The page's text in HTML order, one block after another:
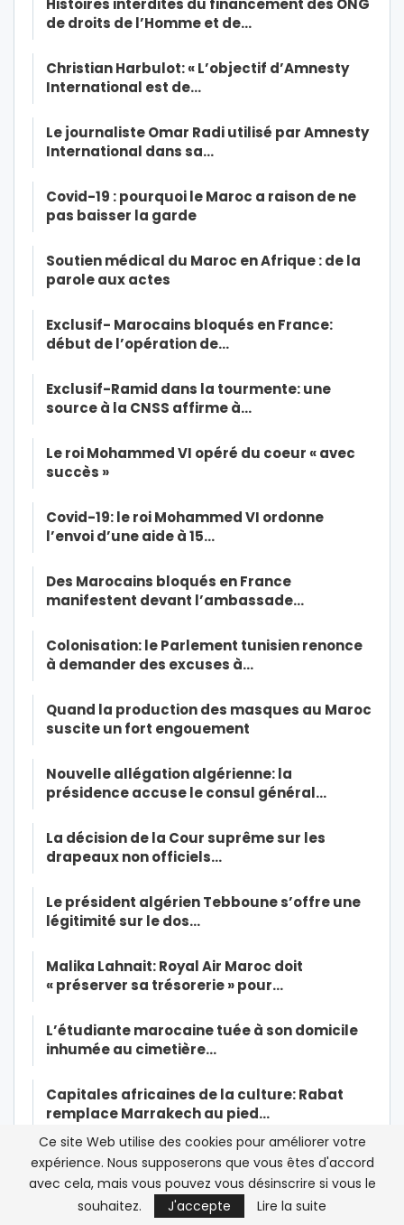
Histoires interdites du financement des ONG
de droits de l’Homme et de…
Christian Harbulot: « L’objectif d’Amnesty
International est de…
Le journaliste Omar Radi utilisé par Amnesty
International dans sa…
Covid-19 : pourquoi le Maroc a raison de ne
pas baisser la garde
Soutien médical du Maroc en Afrique : de la
parole aux actes
Exclusif- Marocains bloqués en France:
début de l’opération de…
Exclusif-Ramid dans la tourmente: une
source à la CNSS affirme à…
Le roi Mohammed VI opéré du coeur « avec
succès »
Covid-19: le roi Mohammed VI ordonne
l’envoi d’une aide à 15…
Des Marocains bloqués en France
manifestent devant l’ambassade…
Colonisation: le Parlement tunisien renonce
à demander des excuses à…
Quand la production des masques au Maroc
suscite un fort engouement
Nouvelle allégation algérienne: la
présidence accuse le consul général…
La décision de la Cour suprême sur les
drapeaux non officiels…
Le président algérien Tebboune s’offre une
légitimité sur le dos…
Malika Lahnait: Royal Air Maroc doit
« préserver sa trésorerie » pour…
L’étudiante marocaine tuée à son domicile
inhumée au cimetière…
Capitales africaines de la culture: Rabat
remplace Marrakech au pied…
Coronavirus: six nouveaux cas en Arabie
saoudite
Ce site Web utilise des cookies pour améliorer votre
expérience. Nous supposerons que vous êtes d'accord
avec cela, mais vous pouvez vous désinscrire si vous le
souhaitez.
J'accepte Lire la suite